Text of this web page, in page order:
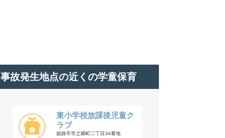
事故発生地点の近くの学童保育
東小学校放課後児童ク
ラブ
姫路市市之郷町二丁目34番地